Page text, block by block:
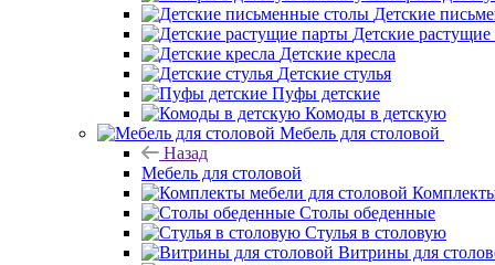
Детские
Детские
Детские кресла
Детские стулья
Пуфы детские
Комоды в детскую
Мебель для столовой
Назад
Мебель для столовой
Столы обеденные
Стулья в столовую
Витрины для